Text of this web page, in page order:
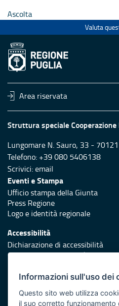
Ascolta
Valuta
Area riservata
Struttura speciale
Lungomare N. Sauro, 33 -
Telefono: +39 080 5406138
Scrivici:email
Eventi e Stampa
Ufficio stampa della Giunta
Press Regione
Logo e identità regionale
Accessibilità
Dichiarazione di accessibilità
Obiettivi di accessibilità
Redazione
Informazioni sull'uso dei
Questo sito web utilizza
il suo corretto funzionamento